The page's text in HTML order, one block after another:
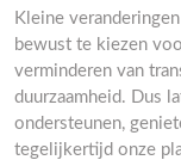
Kleine
bewust te kiezen
verminderen van
duurzaamheid. Dus
ondersteunen,
tegelijkertijd onze